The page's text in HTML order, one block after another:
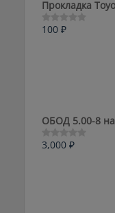
Прокладка
Оценка
100 ₽
ОБОД 5.00-8 на
Оценка
3,000 ₽